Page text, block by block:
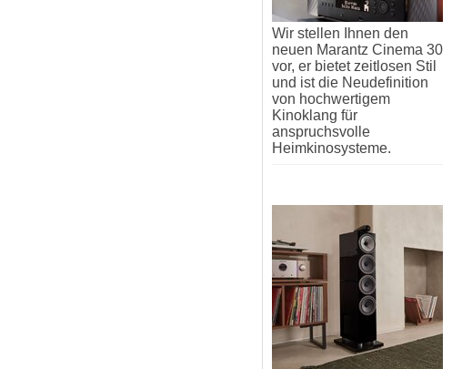
Wir stellen Ihnen den
neuen Marantz Cinema 30
vor, er bietet zeitlosen Stil
und ist die Neudefinition
von hochwertigem
Kinoklang für
anspruchsvolle
Heimkinosysteme.